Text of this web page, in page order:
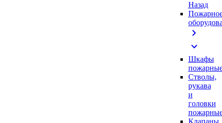
Назад
chevron_right
expand_more
Шкафы
Стволы,
рукава
и
головки
Клапаны